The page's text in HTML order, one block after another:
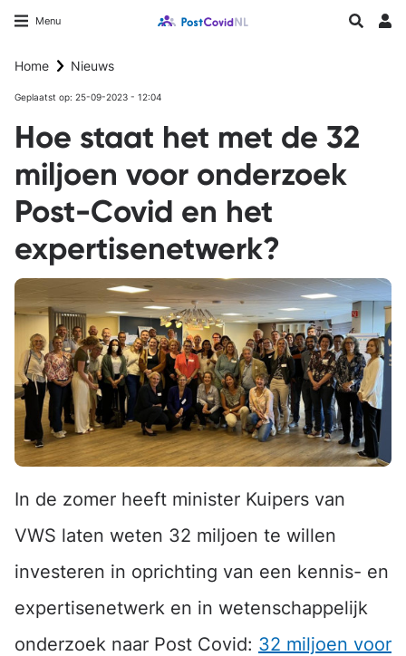
gaan
Menu Longfonds homepageZoeken
Home Nieuws
Geplaatst op: 25-09-2023 - 12:04
Hoe staat het met de 32
miljoen voor onderzoek
Post-Covid en het
expertisenetwerk?
In de zomer heeft minister Kuipers van
VWS laten weten 32 miljoen te willen
investeren in oprichting van een kennis- en
expertisenetwerk en in wetenschappelijk
onderzoek naar Post Covid: 32 miljoen voor